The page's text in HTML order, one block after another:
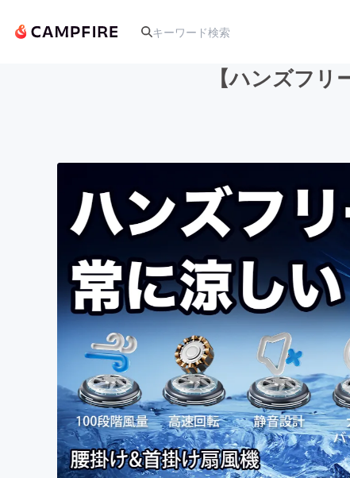
アート・写真
テクノロジー・ガジェット
映像・映画
ビジネス・起業
まちづくり・地域活性化
【ハンズフ